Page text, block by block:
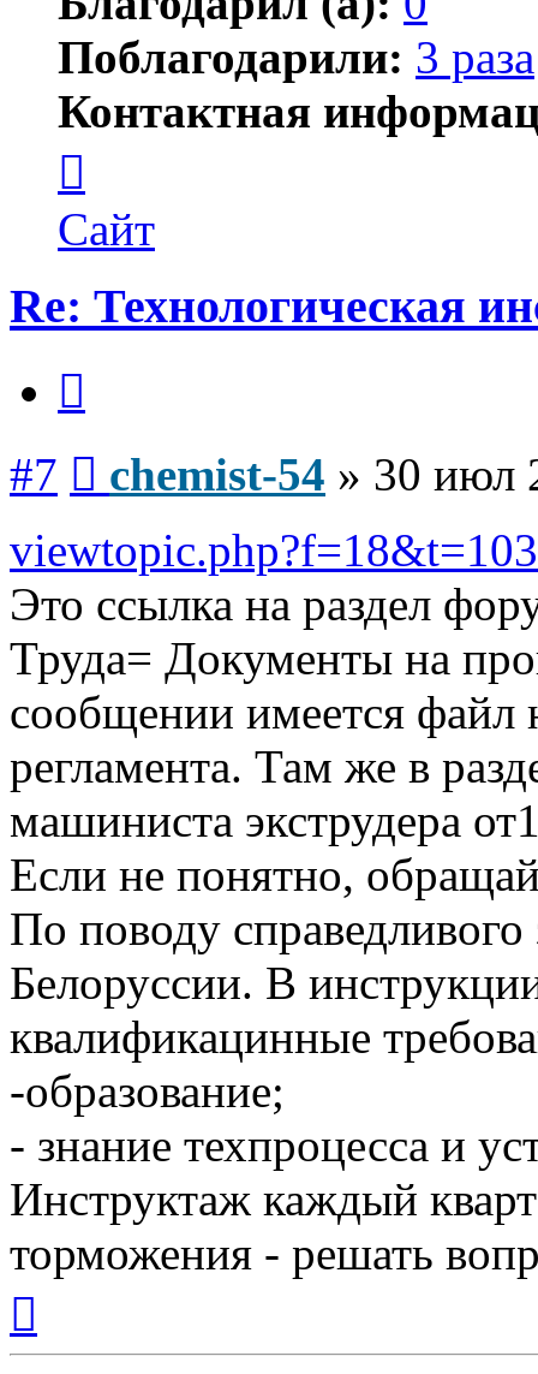
Поблагодарили: 3 раза
Контактная
пользователя
chemist-
54
Сайт
Re: Технологическая
#7 chemist-54 » 30 июл
Это ссылка на раздел
Труда= Документы на
сообщении имеется файл
регламента. Там же в
машиниста экструдера
Если не понятно,
По поводу справедливого
Белоруссии. В
квалификацинные
-образование;
- знание техпроцесса и
Инструктаж каждый
торможения - решать
началу